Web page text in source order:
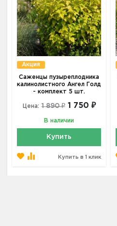
Акция
Саженцы пузыреплодника
калинолистного Ангел Голд
- комплект 5 шт.
Цена: 1 890 ₽ 1 750 ₽
В наличии
Купить
Купить в 1 клик